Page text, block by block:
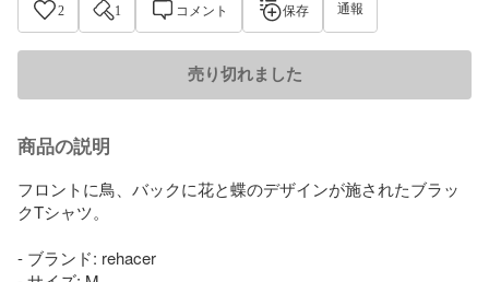
2 1 コメント 保存 通報
売り切れました
商品の説明
フロントに鳥、バックに花と蝶のデザインが施されたブラッ
クTシャツ。
- ブランド: rehacer